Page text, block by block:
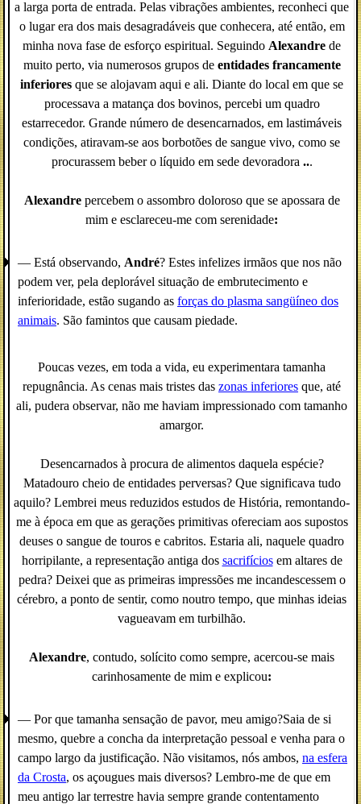
a larga porta de entrada. Pelas vibrações ambientes, reconheci que
o lugar era dos mais desagradáveis que conhecera, até então, em
minha nova fase de esforço espiritual. Seguindo Alexandre de
muito perto, via numerosos grupos de entidades francamente
inferiores que se alojavam aqui e ali. Diante do local em que se
processava a matança dos bovinos, percebi um quadro
estarrecedor. Grande número de desencarnados, em lastimáveis
condições, atiravam-se aos borbotões de sangue vivo, como se
procurassem beber o líquido em sede devoradora ...
Alexandrepercebem o assombro doloroso que se apossara de
mim e esclareceu-me com serenidade:
— Está observando, André? Estes infelizes irmãos que nos não
podem ver, pela deplorável situação de embrutecimento e
inferioridade, estão sugando as forças do plasma sangüíneo dos
animais. São famintos que causam piedade.
Poucas vezes, em toda a vida, eu experimentara tamanha
repugnância. As cenas mais tristes das zonas inferiores que, até
ali, pudera observar, não me haviam impressionado com tamanho
amargor.
Desencarnados à procura de alimentos daquela espécie?
Matadouro cheio de entidades perversas? Que significava tudo
aquilo? Lembrei meus reduzidos estudos de História, remontando-
me à época em que as gerações primitivas ofereciam aos supostos
deuses o sangue de touros e cabritos. Estaria ali, naquele quadro
horripilante, a representação antiga dos sacrifíciosem altares de
pedra? Deixei que as primeiras impressões me incandescessem o
cérebro, a ponto de sentir, como noutro tempo, que minhas ideias
vagueavam em turbilhão.
Alexandre, contudo, solícito como sempre, acercou-se mais
carinhosamente de mim e explicou:
— Por que tamanha sensação de pavor, meu amigo?Saia de si
mesmo, quebre a concha da interpretação pessoal e venha para o
campo largo da justificação. Não visitamos, nós ambos, na esfera
da Crosta, os açougues mais diversos? Lembro-me de que em
meu antigo lar terrestre havia sempre grande contentamento